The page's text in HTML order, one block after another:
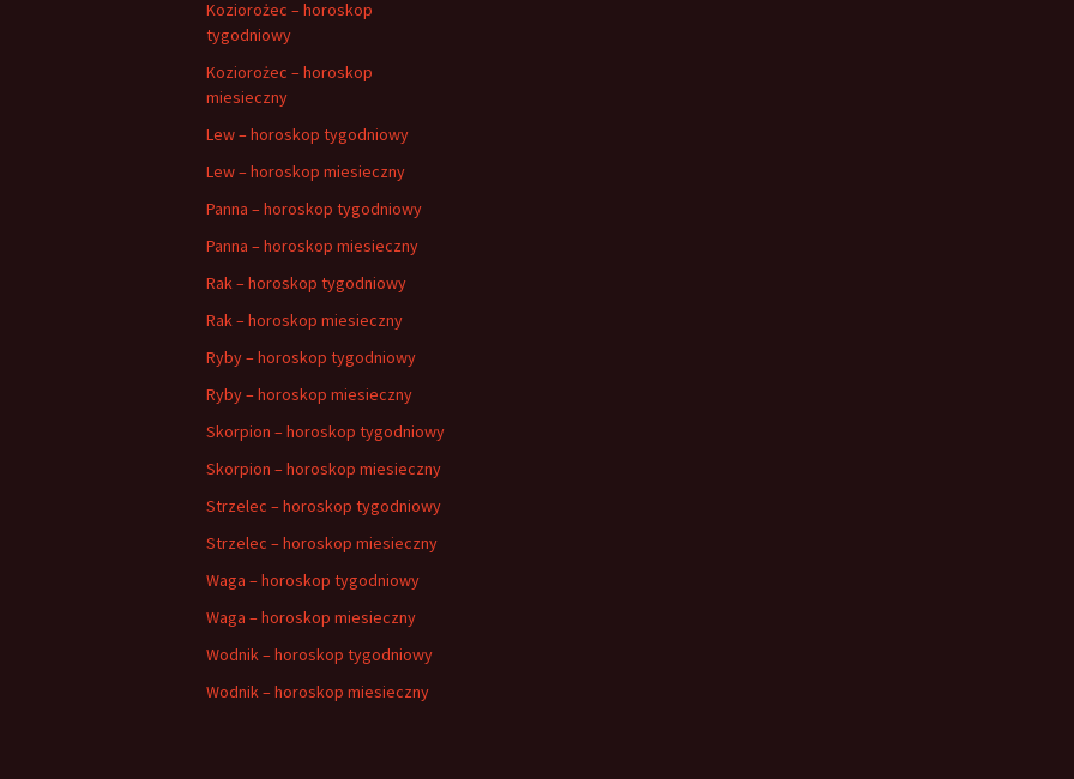
Koziorożec – horoskop
tygodniowy
Koziorożec – horoskop
miesieczny
Lew – horoskop tygodniowy
Lew – horoskop miesieczny
Panna – horoskop tygodniowy
Panna – horoskop miesieczny
Rak – horoskop tygodniowy
Rak – horoskop miesieczny
Ryby – horoskop tygodniowy
Ryby – horoskop miesieczny
Skorpion – horoskop tygodniowy
Skorpion – horoskop miesieczny
Strzelec – horoskop tygodniowy
Strzelec – horoskop miesieczny
Waga – horoskop tygodniowy
Waga – horoskop miesieczny
Wodnik – horoskop tygodniowy
Wodnik – horoskop miesieczny